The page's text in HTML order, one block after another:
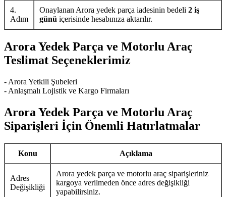
4.
Adım
Onaylanan Arora yedek parça iadesinin bedeli 2 iş
günü içerisinde hesabınıza aktarılır.
Arora Yedek Parça ve Motorlu Araç
Teslimat Seçeneklerimiz
- Arora Yetkili Şubeleri
- Anlaşmalı Lojistik ve Kargo Firmaları
Arora Yedek Parça ve Motorlu Araç
Siparişleri İçin Önemli Hatırlatmalar
Konu Açıklama
Adres
Değişikliği
Arora yedek parça ve motorlu araç siparişleriniz
kargoya verilmeden önce adres değişikliği
yapabilirsiniz.